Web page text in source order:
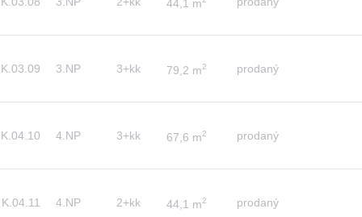
44,1 m
K.03.09 3.NP 3+kk 79,2 m2 prodaný
K.04.10 4.NP 3+kk 67,6 m2 prodaný
K.04.11 4.NP 2+kk 44,1 m2 prodaný